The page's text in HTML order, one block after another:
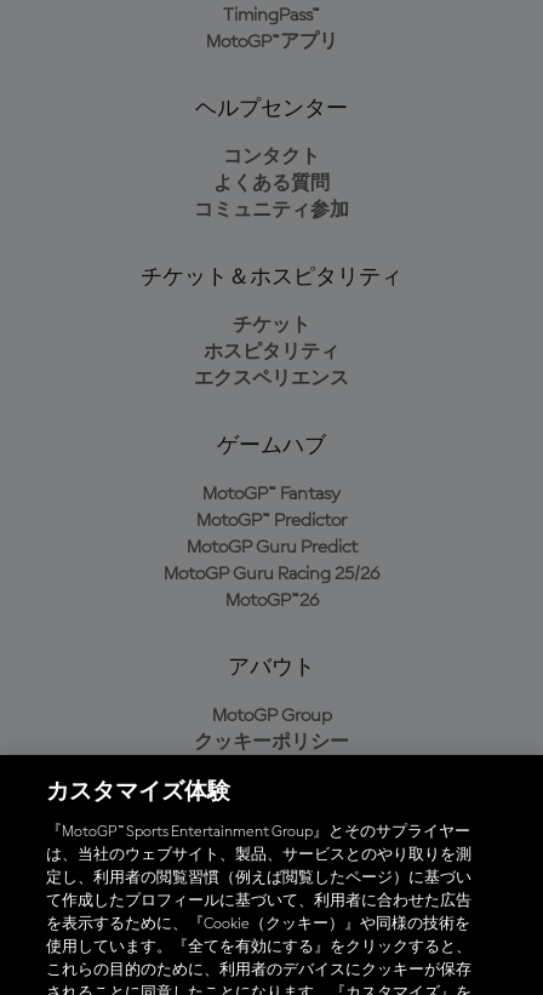
TimingPass™
MotoGP™アプリ
ヘルプセンター
コンタクト
よくある質問
コミュニティ参加
チケット＆ホスピタリティ
チケット
ホスピタリティ
エクスペリエンス
ゲームハブ
MotoGP™ Fantasy
MotoGP™ Predictor
MotoGP Guru Predict
MotoGP Guru Racing 25/26
MotoGP™26
アバウト
MotoGP Group
クッキーポリシー
プライバシーポリシー
購入ポリシー
オフィシャルアプリ
カスタマイズ体験
『MotoGP™ Sports Entertainment Group』とそのサプライヤー
は、当社のウェブサイト、製品、サービスとのやり取りを測
定し、利用者の閲覧習慣（例えば閲覧したページ）に基づい
て作成したプロフィールに基づいて、利用者に合わせた広告
を表示するために、『Cookie（クッキー）』や同様の技術を
使用しています。『全てを有効にする』をクリックすると、
これらの目的のために、利用者のデバイスにクッキーが保存